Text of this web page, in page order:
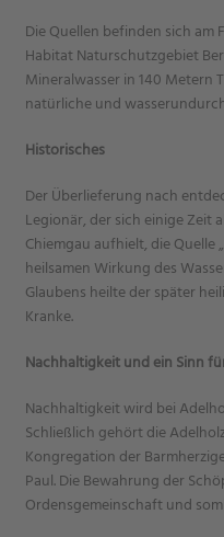
Die Quellen befinden sich am
Habitat Naturschutzgebiet
Mineralwasser in 140 Metern
natürliche und
Historisches
Der Überlieferung nach
Legionär, der sich einige Zeit
Chiemgau aufhielt, die Quelle
heilsamen Wirkung des
Glaubens heilte der später
Kranke.
Nachhaltigkeit und ein Sinn
Nachhaltigkeit wird bei
Schließlich gehört die
Kongregation der
Paul. Die Bewahrung der
Ordensgemeinschaft und